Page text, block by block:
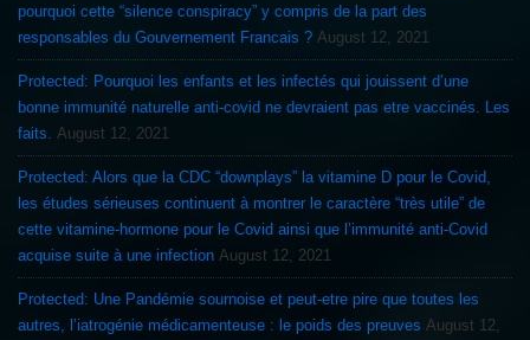
pourquoi cette “silence conspiracy” y compris de la part des
responsables du Gouvernement Francais ? August 12, 2021
Protected: Pourquoi les enfants et les infectés qui jouissent d’une
bonne immunité naturelle anti-covid ne devraient pas etre vaccinés. Les
faits.
August 12, 2021
Protected: Alors que la CDC “downplays” la vitamine D pour le Covid,
les études sérieuses continuent à montrer le caractère “très utile” de
cette vitamine-hormone pour le Covid ainsi que l’immunité anti-Covid
acquise suite à une infection August 12, 2021
Protected: Une Pandémie sournoise et peut-etre pire que toutes les
autres, l’iatrogénie médicamenteuse : le poids des preuves August 12,